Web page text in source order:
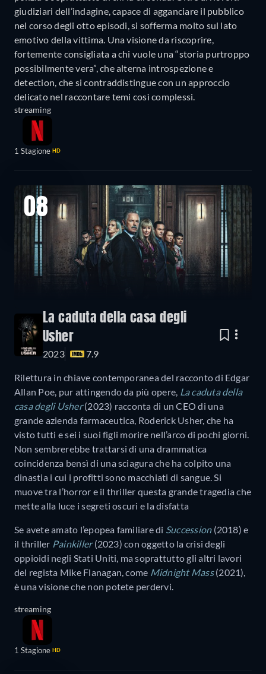
giudiziari dell’indagine, capace di agganciare il pubblico
nel corso degli otto episodi, si sofferma molto sul lato
emotivo della vittima. Una visione da riscoprire,
fortemente consigliata a chi vuole una “storia purtroppo
possibilmente vera”, che alterna introspezione e
detection, che si contraddistingue con un approccio
delicato nel raccontare temi così complessi.
streaming
1 Stagione HD
08
La caduta della casa degli
Usher
2023 7.9
Rilettura in chiave contemporanea del racconto di Edgar
Allan Poe, pur attingendo da più opere, La caduta della
casa degli Usher(2023) racconta di un CEO di una
grande azienda farmaceutica, Roderick Usher, che ha
visto tutti e sei i suoi figli morire nell’arco di pochi giorni.
Non sembrerebbe trattarsi di una drammatica
coincidenza bensì di una sciagura che ha colpito una
dinastia i cui i profitti sono macchiati di sangue. Si
muove tra l’horror e il thriller questa grande tragedia che
mette alla luce i segreti oscuri e la disfatta
Se avete amato l’epopea familiare di Succession(2018) e
il thriller Painkiller(2023) con oggetto la crisi degli
oppioidi negli Stati Uniti, ma soprattutto gli altri lavori
del regista Mike Flanagan, come Midnight Mass(2021),
è una visione che non potete perdervi.
streaming
1 Stagione HD